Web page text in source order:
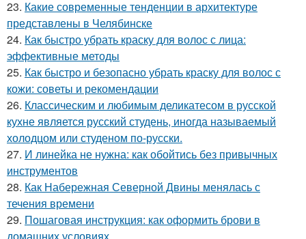
23. Какие современные тенденции в архитектуре
представлены в Челябинске
24. Как быстро убрать краску для волос с лица:
эффективные методы
25. Как быстро и безопасно убрать краску для волос с
кожи: советы и рекомендации
26. Классическим и любимым деликатесом в русской
кухне является русский студень, иногда называемый
холодцом или студеном по-русски.
27. И линейка не нужна: как обойтись без привычных
инструментов
28. Как Набережная Северной Двины менялась с
течения времени
29. Пошаговая инструкция: как оформить брови в